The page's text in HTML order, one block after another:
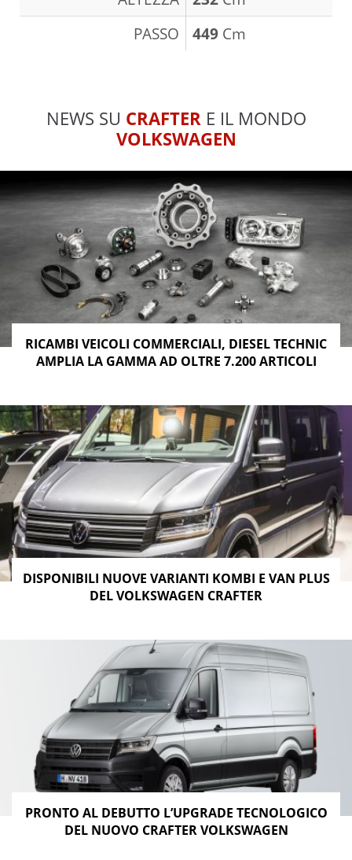
PASSO
449 Cm
NEWS SU CRAFTER E IL MONDO
VOLKSWAGEN
RICAMBI VEICOLI COMMERCIALI, DIESEL TECHNIC
AMPLIA LA GAMMA AD OLTRE 7.200 ARTICOLI
DISPONIBILI NUOVE VARIANTI KOMBI E VAN PLUS
DEL VOLKSWAGEN CRAFTER
PRONTO AL DEBUTTO L’UPGRADE TECNOLOGICO
DEL NUOVO CRAFTER VOLKSWAGEN